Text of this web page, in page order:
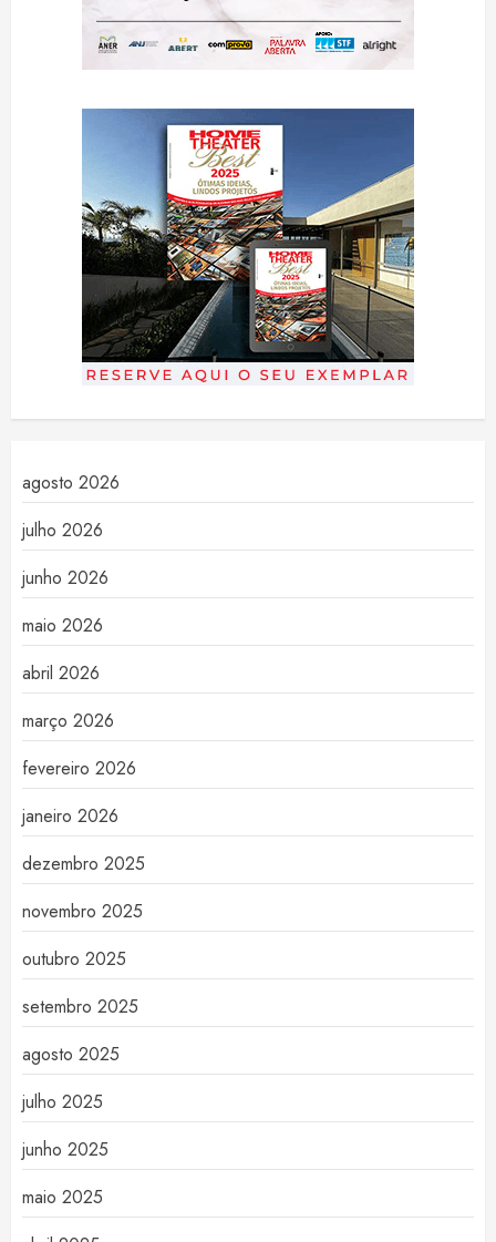
agosto 2026
julho 2026
junho 2026
maio 2026
abril 2026
março 2026
fevereiro 2026
janeiro 2026
dezembro 2025
novembro 2025
outubro 2025
setembro 2025
agosto 2025
julho 2025
junho 2025
maio 2025